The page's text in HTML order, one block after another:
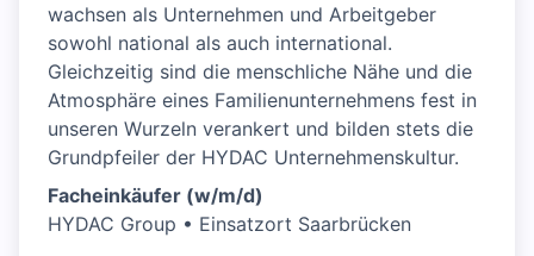
wachsen als Unternehmen und Arbeitgeber
sowohl national als auch international.
Gleichzeitig sind die menschliche Nähe und die
Atmosphäre eines Familienunternehmens fest in
unseren Wurzeln verankert und bilden stets die
Grundpfeiler der HYDAC Unternehmenskultur.
Facheinkäufer (w/m/d)
HYDAC Group • Einsatzort Saarbrücken